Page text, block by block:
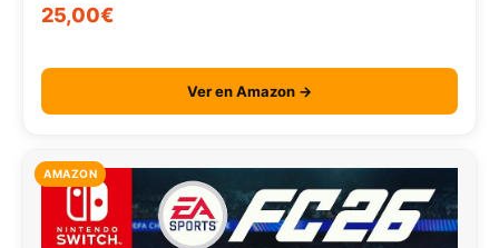
25,00€
Ver en Amazon →
AMAZON